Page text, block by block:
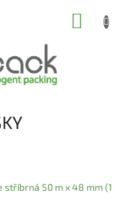
stříbrná 50 m x 48 mm (1